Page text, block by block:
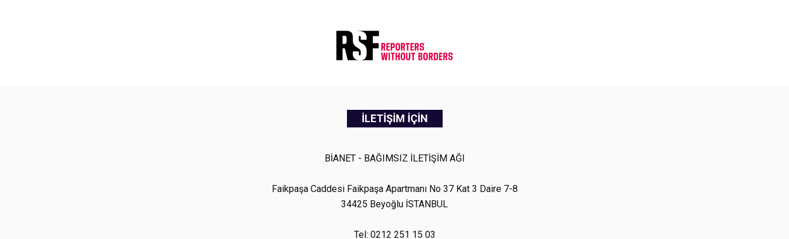
İLETİŞİM İÇİN
BİANET - BAĞIMSIZ İLETİŞİM AĞI
Faikpaşa Caddesi Faikpaşa Apartmanı No 37 Kat 3 Daire 7-8
34425 Beyoğlu İSTANBUL
Tel: 0212 251 15 03